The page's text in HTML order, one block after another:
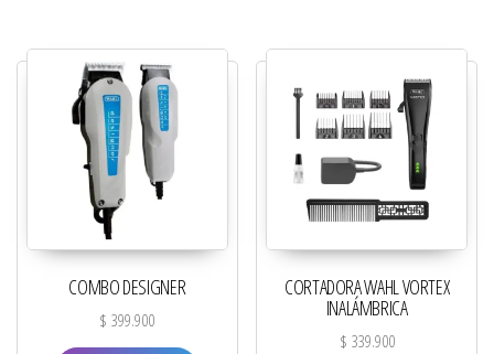
COMBO DESIGNER
$ 399.900
CORTADORA WAHL VORTEX
INALÁMBRICA
$ 339.900